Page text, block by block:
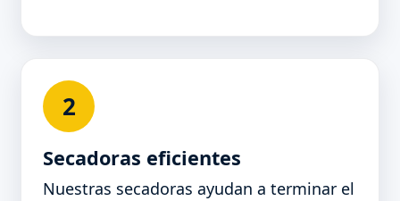
2
Secadoras eficientes
Nuestras secadoras ayudan a terminar el